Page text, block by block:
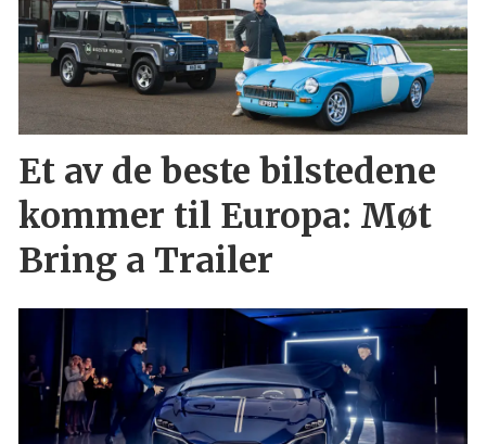
Et av de beste bilstedene
kommer til Europa: Møt
Bring a Trailer